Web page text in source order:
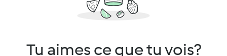
Tu aimes ce que tu vois?